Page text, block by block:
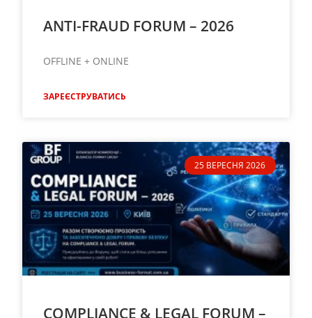
ANTI-FRAUD FORUM – 2026
OFFLINE + ONLINE
ЗАРЕЄСТРУВАТИСЬ
25 ВЕРЕСНЯ 2026
COMPLIANCE & LEGAL FORUM –